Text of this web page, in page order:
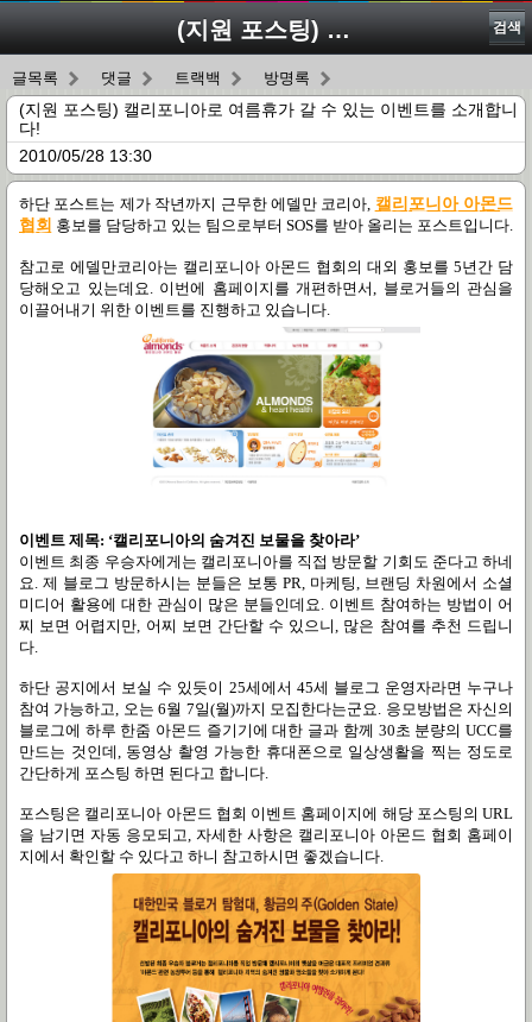
(지원 포스팅) 캘리포니아로 여름휴가 갈 수 있는 이벤트를 소개합니다! 검색
글목록 댓글 트랙백 방명록
(지원 포스팅) 캘리포니아로 여름휴가 갈 수 있는 이벤트를 소개합니
다!
2010/05/28 13:30
하단 포스트는 제가 작년까지 근무한 에델만 코리아, 캘리포니아 아몬드
협회 홍보를 담당하고 있는 팀으로부터 SOS를 받아 올리는 포스트입니다.
참고로 에델만코리아는 캘리포니아 아몬드 협회의 대외 홍보를 5년간 담
당해오고 있는데요. 이번에 홈페이지를 개편하면서, 블로거들의 관심을
이끌어내기 위한 이벤트를 진행하고 있습니다.
이벤트 제목: ‘캘리포니아의 숨겨진 보물을 찾아라’
이벤트 최종 우승자에게는 캘리포니아를 직접 방문할 기회도 준다고 하네
요 제 블로그 방문하시는 분들은 보통 PR, 마케팅
브랜딩 차원에서 소셜
미디어 활용에 대한 관심이 많은 분들인데요
이벤트 참여하는 방법이 어
찌 보면 어렵지만 어찌 보면 간단할 수 있으니
많은 참여를 추천 드립니
다
하단 공지에서 보실 수 있듯이 25세에서 45세 블로그 운영자라면 누구나
참여 가능하고
오는6월 7일(월)까지 모집한다는군요
응모방법은 자신의
블로그에 하루 한줌 아몬드 즐기기에 대한 글과 함께 30초 분량의 UCC를
만드는 것인데
동영상 촬영 가능한 휴대폰으로 일상생활을 찍는 정도로
간단하게 포스팅 하면 된다고 합니다
포스팅은 캘리포니아 아몬드 협회 이벤트 홈페이지에 해당 포스팅의 URL
을 남기면 자동 응모되고 자세한 사항은 캘리포니아 아몬드 협회 홈페이
지에서 확인할 수 있다고 하니 참고하시면 좋겠습니다